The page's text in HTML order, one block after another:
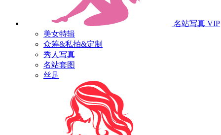
名站写真 VIP
美女特辑
众筹&私拍&定制
秀人写真
名站套图
丝足